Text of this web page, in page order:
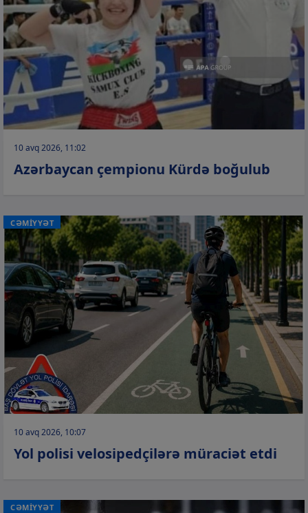
10 avq 2026, 11:02
Azərbaycan çempionu Kürdə boğulub
CƏMİYYƏT
10 avq 2026, 10:07
Yol polisi velosipedçilərə müraciət etdi
CƏMİYYƏT